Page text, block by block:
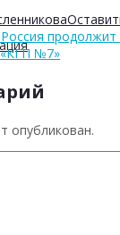
№7»
опубликован.